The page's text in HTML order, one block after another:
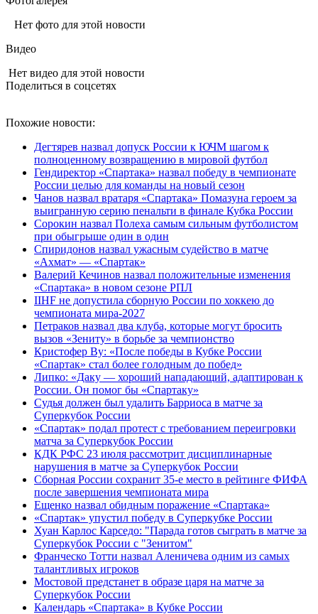
Нет фото для этой новости
Видео
Нет видео для этой новости
Поделиться в соцсетях
Похожие новости:
Дегтярев назвал допуск России к ЮЧМ шагом к
полноценному возвращению в мировой футбол
Гендиректор «Спартака» назвал победу в чемпионате
России целью для команды на новый сезон
Чанов назвал вратаря «Спартака» Помазуна героем за
выигранную серию пенальти в финале Кубка России
Сорокин назвал Полеха самым сильным футболистом
при обыгрыше один в один
Спиридонов назвал ужасным судейство в матче
«Ахмат» — «Спартак»
Валерий Кечинов назвал положительные изменения
«Спартака» в новом сезоне РПЛ
IIHF не допустила сборную России по хоккею до
чемпионата мира‑2027
Петраков назвал два клуба, которые могут бросить
вызов «Зениту» в борьбе за чемпионство
Кристофер Ву: «После победы в Кубке России
«Спартак» стал более голодным до побед»
Липко: «Даку — хороший нападающий, адаптирован к
России. Он помог бы «Спартаку»
Судья должен был удалить Барриоса в матче за
Суперкубок России
«Спартак» подал протест с требованием переигровки
матча за Суперкубок России
КДК РФС 23 июля рассмотрит дисциплинарные
нарушения в матче за Суперкубок России
Сборная России сохранит 35-е место в рейтинге ФИФА
после завершения чемпионата мира
Ещенко назвал обидным поражение «Спартака»
«Спартак» упустил победу в Суперкубке России
Хуан Карлос Карседо: "Парада готов сыграть в матче за
Суперкубок России с "Зенитом"
Франческо Тотти назвал Аленичева одним из самых
талантливых игроков
Мостовой предстанет в образе царя на матче за
Суперкубок России
Календарь «Спартака» в Кубке России